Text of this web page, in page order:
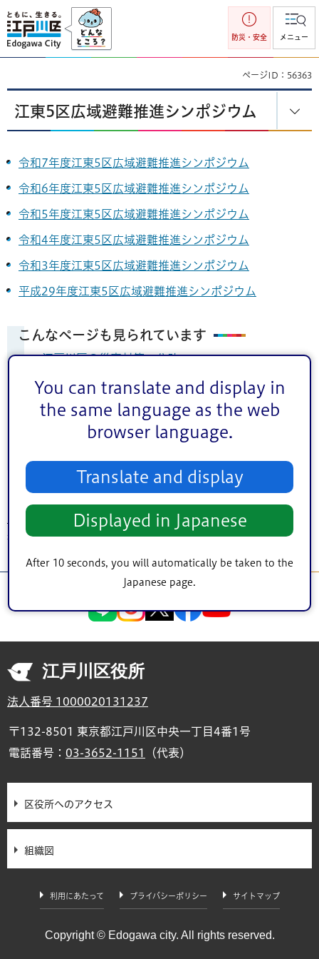
You can translate and display in
the same language as the web
browser language.
Translate and display
Displayed in Japanese
After 10 seconds, you will automatically be taken to the
Japanese page.
江戸川区
防災・安全 メニュー
ページID：56363
江東5区広域避難推進シンポジウム
令和7年度江東5区広域避難推進シンポジウム
令和6年度江東5区広域避難推進シンポジウム
令和5年度江東5区広域避難推進シンポジウム
令和4年度江東5区広域避難推進シンポジウム
令和3年度江東5区広域避難推進シンポジウム
平成29年度江東5区広域避難推進シンポジウム
こんなページも見られています
江戸川区の災害対策＜公助＞
計画・対策
町丁目別世帯と人口・年齢別人口報告
防災関連マップ
いざというときのために＜自助＞
防災・安全 >防災>江戸川区の災害対策＜公助＞
域避難推進シンポジウム
江戸川区役所
法人番号 1000020131237
〒132-8501 東京都江戸川区中央一丁目4番1号
電話番号： 03-3652-1151 （代表）
区役所へのアクセス
組織図
利用にあたって プライバシーポリシー サイトマップ
Copyright © Edogawa city. All rights reserved.